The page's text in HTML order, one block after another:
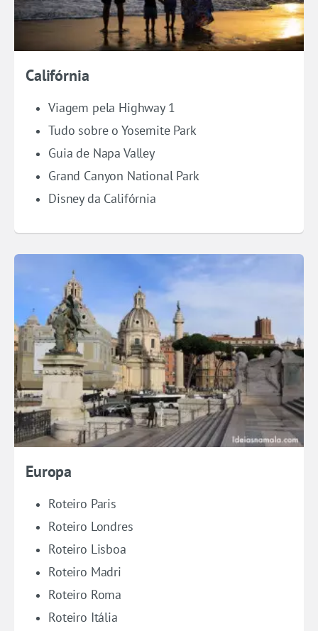
Califórnia
Viagem pela Highway 1
Tudo sobre o Yosemite Park
Guia de Napa Valley
Grand Canyon National Park
Disney da Califórnia
Europa
Roteiro Paris
Roteiro Londres
Roteiro Lisboa
Roteiro Madri
Roteiro Roma
Roteiro Itália